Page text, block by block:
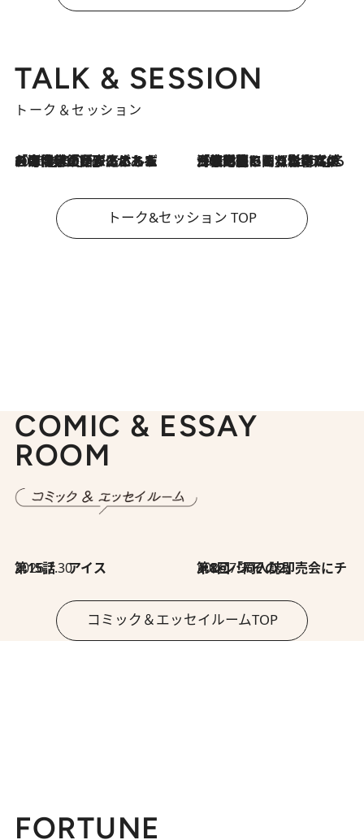
TALK & SESSION
トーク＆セッション
2026.8.3
「今後値上げがあるとすれば…」「リスクがあるのは今年の冬」エネルギー専門家が語る、ホルムズ海峡封鎖が家庭にもたらす“ある心配” 2026.8.3
「住宅建てられない…」「サーチャージ料の高値が続いている」ホルムズ海峡封鎖による影響はいつまで続く？《エネルギー専門家に聞く“どうなる日本の暮らし”》
トーク&セッション TOP
COMIC & ESSAY
ROOM
2026.7.30
第15話 アイス 2026.7.30
第8回「同人誌即売会にチャレンジ その2」
コミック＆エッセイルームTOP
FORTUNE